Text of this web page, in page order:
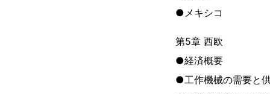
●メキシコ
第5章 西欧
●経済概要
●工作機械の需要と